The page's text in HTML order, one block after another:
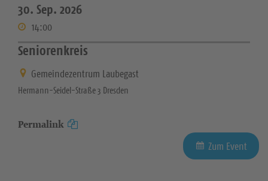
30. Sep. 2026
14:00
Seniorenkreis
Gemeindezentrum Laubegast
Hermann-Seidel-Straße 3 Dresden
Permalink
Zum Event